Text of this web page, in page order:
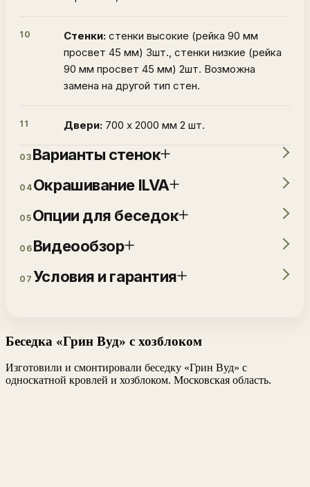
10 Стенки: стенки высокие (рейка 90 мм
просвет 45 мм) 3шт., стенки низкие (рейка
90 мм просвет 45 мм) 2шт. Возможна
замена на другой тип стен.
11 Двери: 700 х 2000 мм 2 шт.
03 Варианты стенок
04 Окрашивание ILVA
05 Опции для беседок
06 Видеообзор
07 Условия и гарантия
Беседка «Грин Вуд» с хозблоком
Изготовили и смонтировали беседку «Грин Вуд» с
односкатной кровлей и хозблоком. Московская область.